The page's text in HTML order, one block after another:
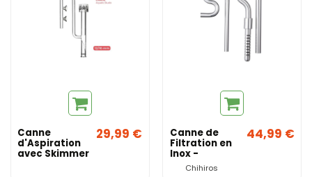
Canne
d'Aspiration
avec Skimmer
29,99 € Canne de
Filtration en
Inox -
Chihiros
Chihiros
44,99 €